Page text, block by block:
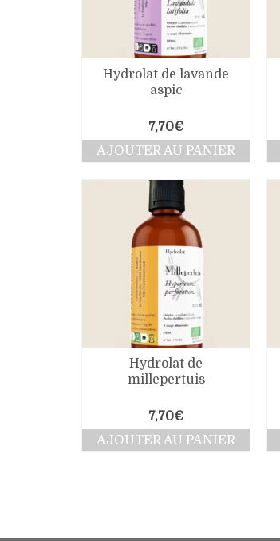
Hydrolat de lavande
aspic
7,70€
AJOUTER AU PANIER
Hydrolat de
millepertuis
7,70€
AJOUTER AU PANIER